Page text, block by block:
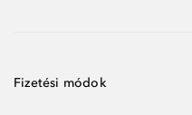
Fizetési módok